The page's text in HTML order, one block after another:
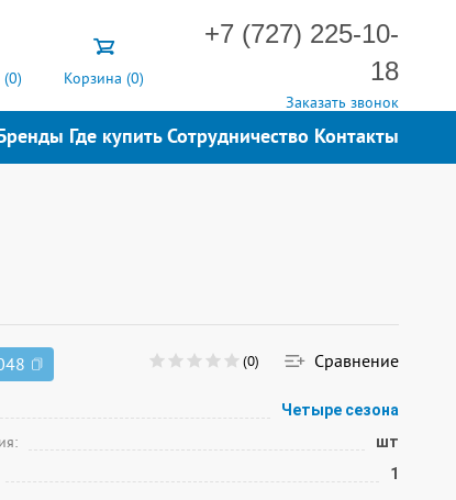
(0) Корзина (0)
+7 (727) 225-10-
18
Заказать звонок
Где купитьСотрудничество Контакты
(0) Сравнение
Четыре сезона
шт
1